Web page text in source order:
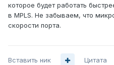
которое будет работать
в MPLS. Не забываем, что
скорости порта.
Вставить ник Цитата